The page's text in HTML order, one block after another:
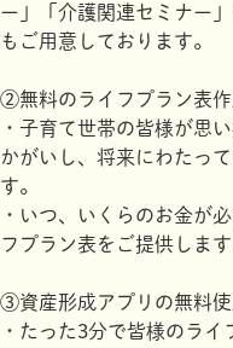
ー」「介護関連セミナー
もご用意しております。
②無料のライフプラン表作
・子育て世帯の皆様が思
かがいし、将来にわたっ
す。
・いつ、いくらのお金が
フプラン表をご提供します
③資産形成アプリの無料使
・たった3分で皆様のラ